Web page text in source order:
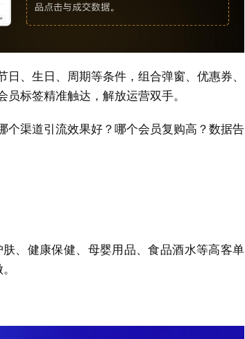
、生日、周期等条件，组合弹窗、优惠券、
标签精准触达，解放运营双手。
个渠道引流效果好？哪个会员复购高？数据告
、健康保健、母婴用品、食品酒水等高客单